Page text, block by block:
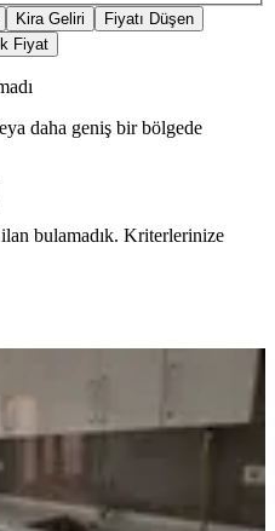
Kira Geliri
Fiyatı Düşen
Fiyat
daha geniş bir bölgede
bulamadık. Kriterlerinize
İlçe Merkezinde Hiç
Sıfır Daire
Mahallesi
2. Kat·27.05.2026